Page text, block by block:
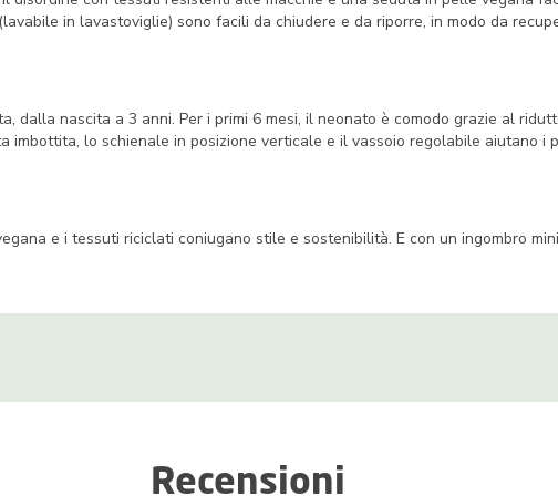
in lavastoviglie) sono facili da chiudere e da riporre, in modo da
dalla nascita a 3 anni. Per i primi 6 mesi, il neonato è comodo grazie al
imbottita, lo schienale in posizione verticale e il vassoio regolabile aiutano i
e i tessuti riciclati coniugano stile e sostenibilità. E con un ingombro
Recensioni